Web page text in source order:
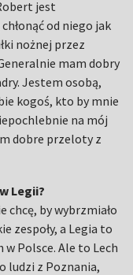
jest
od niego jak
nożnej przez
mam dobry
Jestem osobą,
kogoś, kto by mnie
na mój
dobre przeloty z
Legii?
chcę, by wybrzmiało
zespoły, a Legia to
Polsce. Ale to Lech
ludzi z Poznania,